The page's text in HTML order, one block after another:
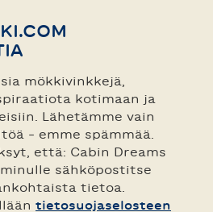
mökkivinkkejä,
kotimaan ja
Lähetämme vain
– emme spämmää.
että: Cabin Dreams
sähköpostitse
tietoa.
tietosuojaselosteen